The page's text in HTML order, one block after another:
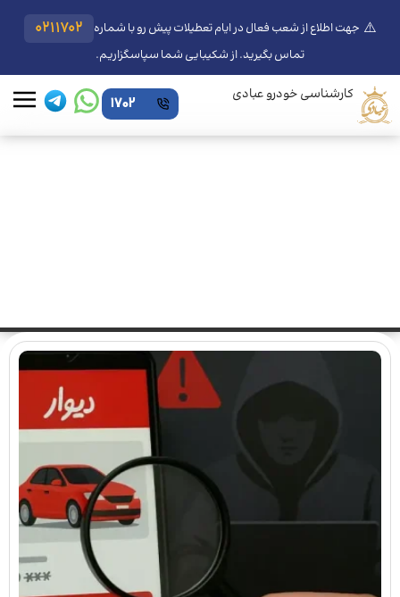
⚠️ جهت اطلاع از شعب فعال در ایام تعطیلات پیش رو با شماره 0211702
تماس بگیرید. از شکیبایی شما سپاسگزاریم.
کارشناسی خودرو عبادی 1702